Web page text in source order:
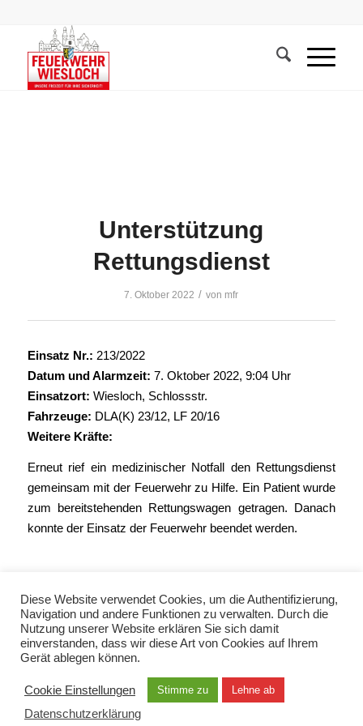
Unterstützung
Rettungsdienst
7. Oktober 2022 / von mfr
Einsatz Nr.: 213/2022
Datum und Alarmzeit: 7. Oktober 2022, 9:04 Uhr
Einsatzort: Wiesloch, Schlossstr.
Fahrzeuge: DLA(K) 23/12, LF 20/16
Weitere Kräfte:
Erneut rief ein medizinischer Notfall den Rettungsdienst
gemeinsam mit der Feuerwehr zu Hilfe. Ein Patient wurde
zum bereitstehenden Rettungswagen getragen. Danach
konnte der Einsatz der Feuerwehr beendet werden.
© Copyright 2021 - Freiwillige Feuerwehr Wiesloch -Enfold Theme by Kriesi
Datenschutzerklärung Impressum
Diese Website verwendet Cookies, um die Authentifizierung,
Navigation und andere Funktionen zu verwalten. Durch die
Nutzung unserer Website erklären Sie sich damit
einverstanden, dass wir diese Art von Cookies auf Ihrem
Gerät ablegen können.
Cookie Einstellungen Stimme zu Lehne ab
Datenschutzerklärung